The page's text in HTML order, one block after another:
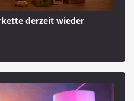
derzeit wieder